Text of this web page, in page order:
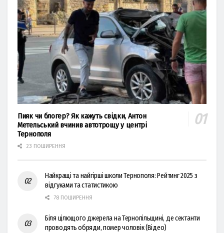
Пияк чи блогер? Як кажуть свідки, Антон
Метельський вчинив автотрощу у центрі
Тернополя
23 ПОШИРЕННЯ
Найкращі та найгірші школи Тернополя: Рейтинг 2025 з
відгуками та статистикою
78 ПОШИРЕННЯ
Біля цілющого джерела на Тернопільщині, де сектанти
проводять обряди, помер чоловік (Відео)